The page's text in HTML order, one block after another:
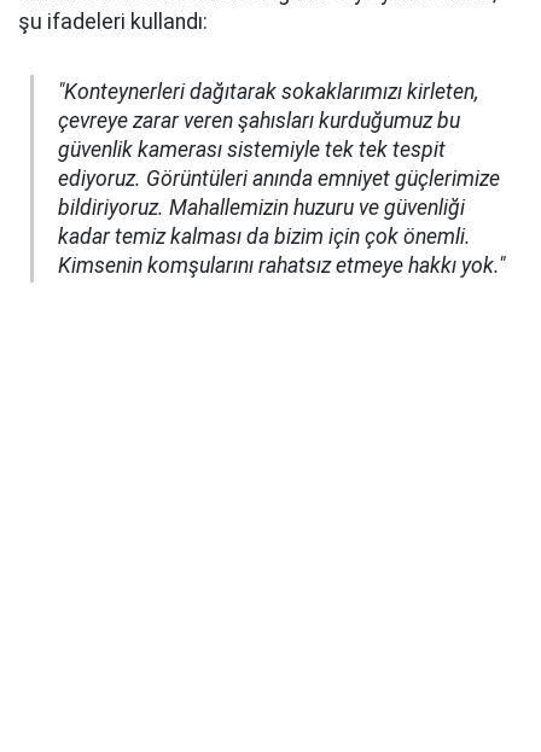
şu ifadeleri kullandı:
"Konteynerleri dağıtarak sokaklarımızı kirleten,
çevreye zarar veren şahısları kurduğumuz bu
güvenlik kamerası sistemiyle tek tek tespit
ediyoruz. Görüntüleri anında emniyet güçlerimize
bildiriyoruz. Mahallemizin huzuru ve güvenliği
kadar temiz kalması da bizim için çok önemli.
Kimsenin komşularını rahatsız etmeye hakkı yok."